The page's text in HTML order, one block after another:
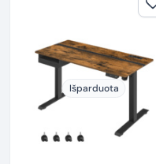
Išparduota